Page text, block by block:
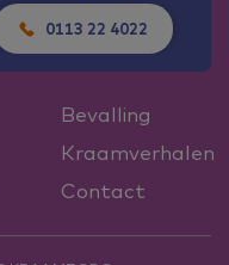
0113 22 4022
Bevalling
Kraamverhalen
Contact